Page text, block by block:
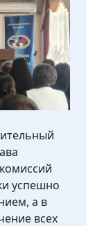
успешно
а в
всех